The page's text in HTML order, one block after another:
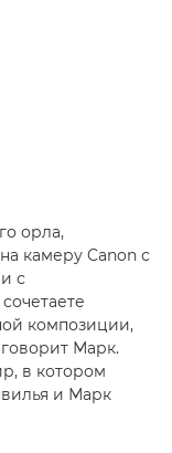
орла,
камеру Canon с
с
композиции,
Марк.
в котором
и Марк